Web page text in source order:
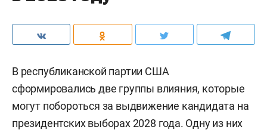
В республиканской партии США
сформировались две группы влияния, которые
могут побороться за выдвижение кандидата на
президентских выборах 2028 года. Одну из них